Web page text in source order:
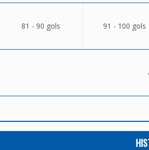
81 - 90 gols 91 - 100 gols